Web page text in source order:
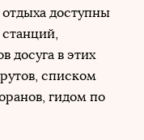
доступны
досуга в этих
списком
гидом по